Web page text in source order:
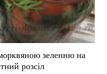
зеленню на
розсіл